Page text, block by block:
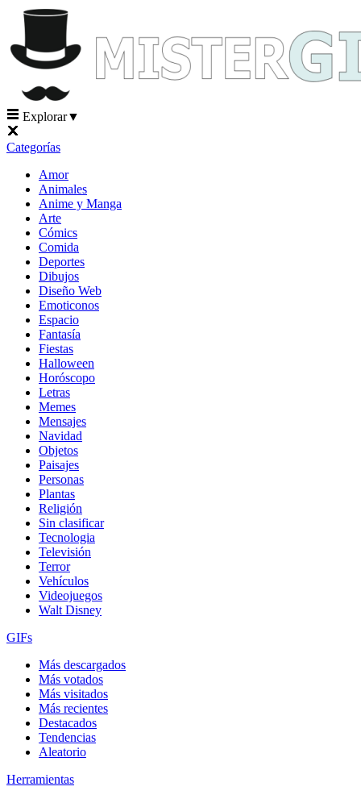
Explorar▼
Categorías
Amor
Animales
Anime y Manga
Arte
Cómics
Comida
Deportes
Dibujos
Diseño Web
Emoticonos
Espacio
Fantasía
Fiestas
Halloween
Horóscopo
Letras
Memes
Mensajes
Navidad
Objetos
Paisajes
Personas
Plantas
Religión
Sin clasificar
Tecnologia
Televisión
Terror
Vehículos
Videojuegos
Walt Disney
GIFs
Más descargados
Más votados
Más visitados
Más recientes
Destacados
Tendencias
Aleatorio
Herramientas